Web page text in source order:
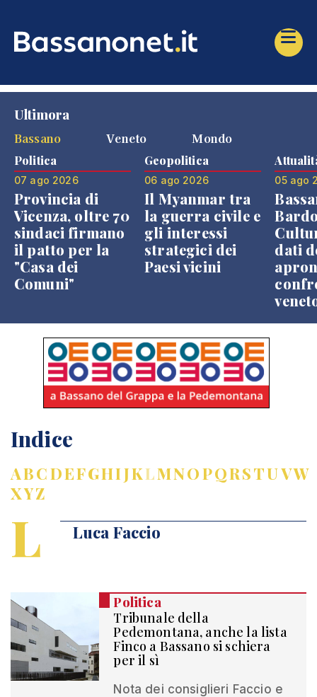
Ultimora
Bassano
Veneto Mondo
Politica
07 ago 2026
Provincia di
Vicenza, oltre 70
sindaci firmano
il patto per la
"Casa dei
Comuni"
Geopolitica
06 ago 2026
Il Myanmar tra
la guerra civile e
gli interessi
strategici dei
Paesi vicini
05 ago
dati
Indice
ABCDEFGHIJKLMNOPQRSTUVW
XYZ
L Luca Faccio
Politica
Tribunale della
Pedemontana, anche la lista
Finco a Bassano si schiera
per il sì
Nota dei consiglieri Faccio e